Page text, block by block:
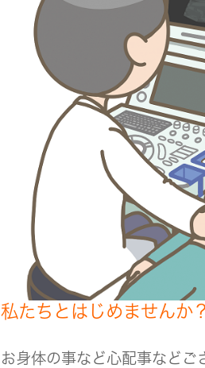
私たちとはじめませんか
お身体の事など心配事などご